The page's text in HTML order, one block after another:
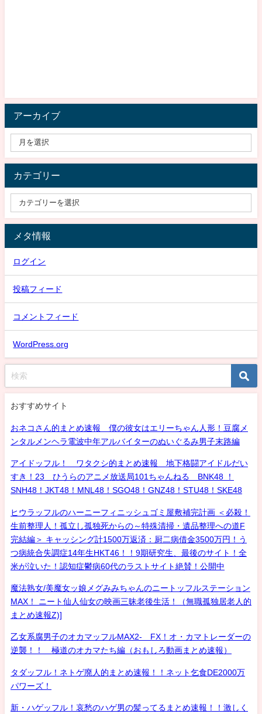
アーカイブ
カテゴリー
メタ情報
ログイン
投稿フィード
コメントフィード
WordPress.org
おすすめサイト
おネコさん的まとめ速報 僕の彼女はエリーちゃん人形！豆腐メ
ンタルメンヘラ電波中年アルバイターのぬいぐるみ男子末路編
アイドッフル！ ワタクシ的まとめ速報 地下格闘アイドルだい
すき！23 ひうらのアニメ放送局101ちゃんねる BNK48 ！
SNH48！JKT48！MNL48！SGO48！GNZ48！STU48！SKE48
ヒウラッフルのハーニーフィニッシュゴミ屋敷補完計画 ＜必殺！
生前整理人！孤立し孤独死からの～特殊清掃・遺品整理への道F
完結編＞ キャッシング計1500万返済：厨二病借金3500万円！う
つ病統合失調症14年生HKT46！！9期研究生、最後のサイト！全
米が泣いた！認知症鬱病60代のラストサイト絶賛！公開中
魔法熟女/美魔女ッ娘メグみみちゃんのニートッフルステーション
MAX！ ニート仙人仙女の映画三昧老後生活！（無職孤独居老人的
まとめ速報Z)]
乙女系腐男子のオカマッフルMAX2- FX！オ・カマトレーダーの
逆襲！！ 極道のオカマたち編（おもしろ動画まとめ速報）
タダッフル！ネトゲ廃人的まとめ速報！！ネット乞食DE2000万
パワーズ！
新・ハゲッフル！哀愁のハゲ男の髪ってるまとめ速報！！激しく